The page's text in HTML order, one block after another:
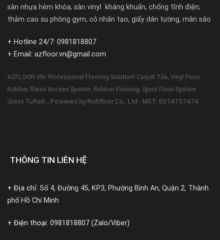
sàn nhựa hèm khóa, sàn vinyl kháng khuẩn, chống tĩnh điện;
thảm cao su phòng gym, cỏ nhân tạo, giấy dán tường, màn sáo
+ Hotline 24/7: 0981818807
+ Email: azfloor.vn@gmail.com
AZFLOOR.VN- Professional Flooring Solution! Carpet Tile, Vinyl Floor,
Rubber, Raise Access System, Rubber Flooring. Sport Floor System.
Grass Tufted... Powered by Richfloor Co., Ltd - MST: 0314157474
THÔNG TIN LIÊN HỆ
+ Địa chỉ: Số 4, Đường 45, KP3, Phường Bình An, Quận 2, Thành
phố Hồ Chí Minh
+ Điện thoại: 0981818807 (Zalo/Viber)